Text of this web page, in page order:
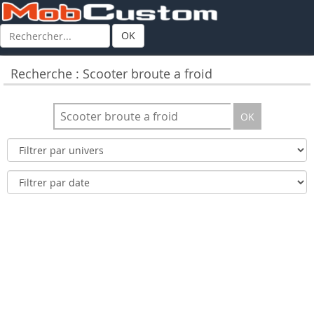
OK
Recherche : Scooter broute a froid
OK